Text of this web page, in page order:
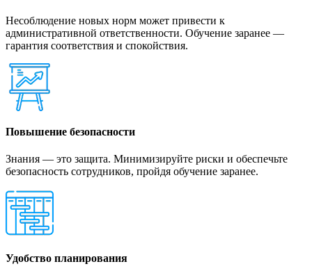
Несоблюдение новых норм может привести к
административной ответственности. Обучение заранее —
гарантия соответствия и спокойствия.
Повышение безопасности
Знания — это защита. Минимизируйте риски и обеспечьте
безопасность сотрудников, пройдя обучение заранее.
Удобство планирования